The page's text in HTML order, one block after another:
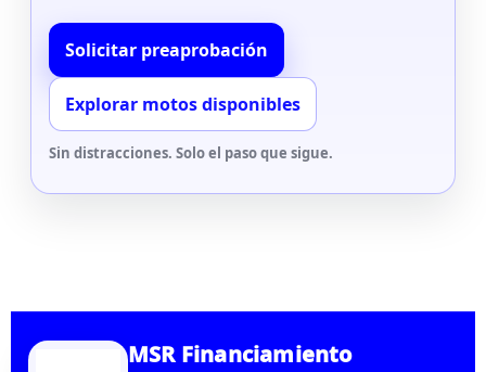
Solicitar preaprobación
Explorar motos disponibles
Sin distracciones. Solo el paso que sigue.
MSR Financiamiento